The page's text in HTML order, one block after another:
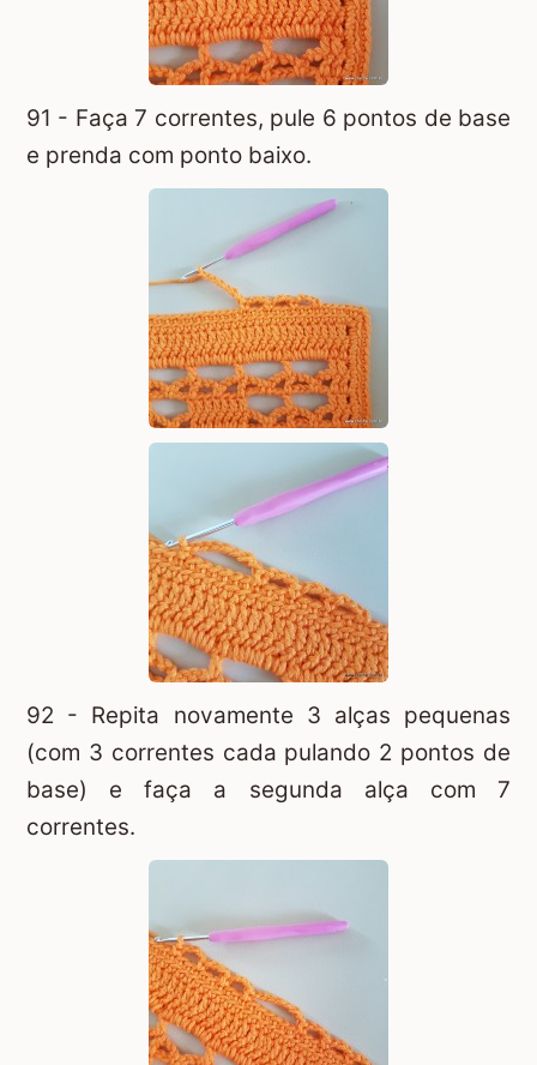
91 - Faça 7 correntes, pule 6 pontos de base
e prenda com ponto baixo.
92 - Repita novamente 3 alças pequenas
(com 3 correntes cada pulando 2 pontos de
base) e faça a segunda alça com 7
correntes.